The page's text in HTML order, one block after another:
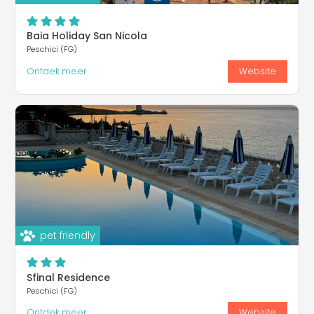
Baia Holiday San Nicola
Peschici (FG)
Ontdek meer Website
pet friendly
Sfinal Residence
Peschici (FG)